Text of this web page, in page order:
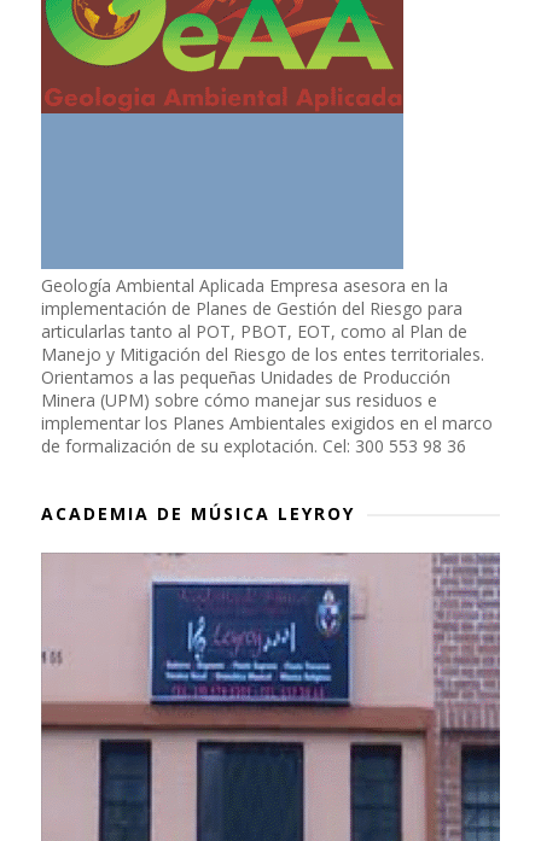
Geología Ambiental Aplicada Empresa asesora en la
implementación de Planes de Gestión del Riesgo para
articularlas tanto al POT, PBOT, EOT, como al Plan de
Manejo y Mitigación del Riesgo de los entes territoriales.
Orientamos a las pequeñas Unidades de Producción
Minera (UPM) sobre cómo manejar sus residuos e
implementar los Planes Ambientales exigidos en el marco
de formalización de su explotación. Cel: 300 553 98 36
ACADEMIA DE MÚSICA LEYROY